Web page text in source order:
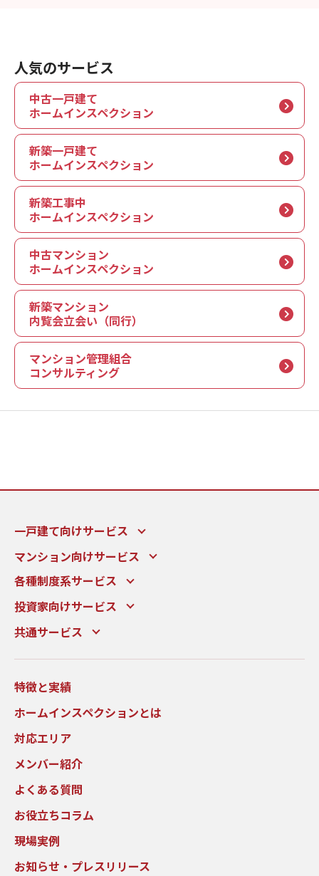
人気のサービス
中古一戸建て
ホームインスペクション
新築一戸建て
ホームインスペクション
新築工事中
ホームインスペクション
中古マンション
ホームインスペクション
新築マンション
内覧会立会い（同行）
マンション管理組合
コンサルティング
一戸建て向けサービス
マンション向けサービス
各種制度系サービス
投資家向けサービス
共通サービス
特徴と実績
ホームインスペクションとは
対応エリア
メンバー紹介
よくある質問
お役立ちコラム
現場実例
お知らせ・プレスリリース